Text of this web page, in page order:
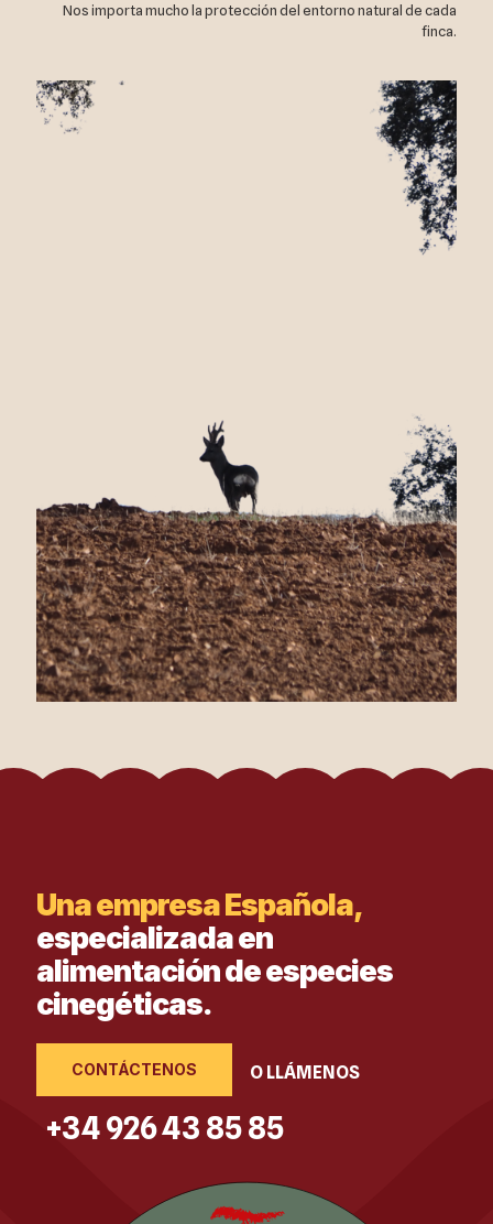
Nos importa mucho la protección del entorno natural de cada
finca.
Una empresa Española,
especializada en
alimentación de especies
cinegéticas.
CONTÁCTENOS O LLÁMENOS
+34 926 43 85 85